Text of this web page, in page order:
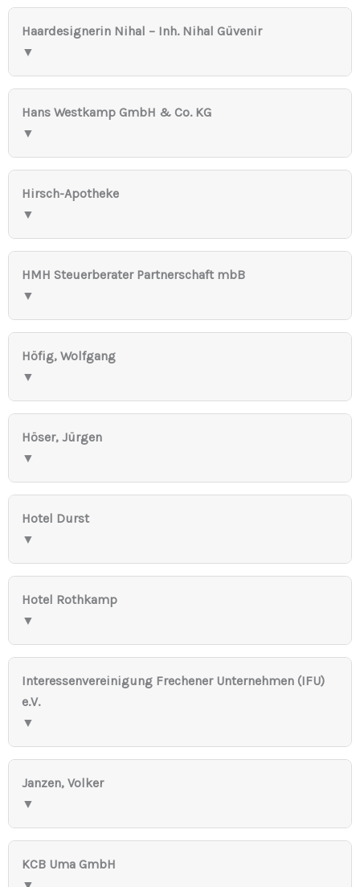
Haardesignerin Nihal – Inh. Nihal Güvenir
▼
Hans Westkamp GmbH & Co. KG
▼
Hirsch-Apotheke
▼
HMH Steuerberater Partnerschaft mbB
▼
Höfig, Wolfgang
▼
Höser, Jürgen
▼
Hotel Durst
▼
Hotel Rothkamp
▼
Interessenvereinigung Frechener Unternehmen (IFU)
e.V.
▼
Janzen, Volker
▼
KCB Uma GmbH